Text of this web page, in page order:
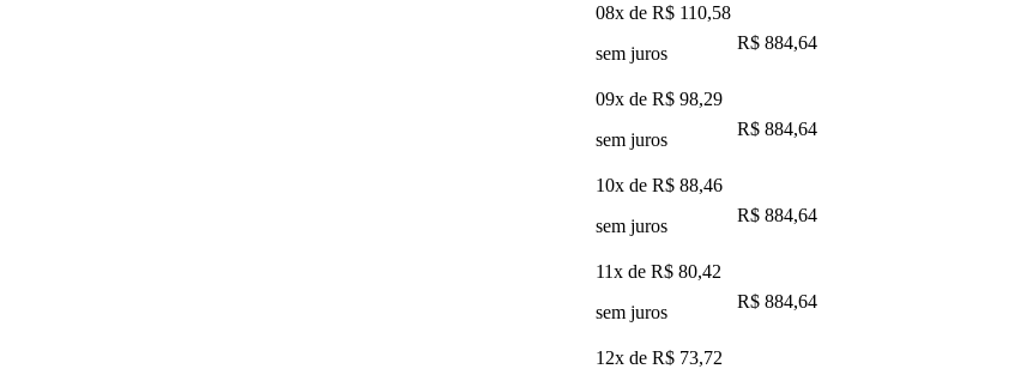
08x de R$ 110,58
sem juros
R$ 884,64
09x de R$ 98,29
sem juros
R$ 884,64
10x de R$ 88,46
sem juros
R$ 884,64
11x de R$ 80,42
sem juros
R$ 884,64
12x de R$ 73,72